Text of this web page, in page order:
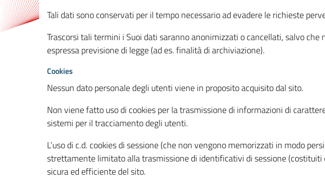
Tali dati sono conservati per il tempo necessario ad evadere le richieste
Trascorsi tali termini i Suoi dati saranno anonimizzati o cancellati, salvo
espressa previsione di legge (ad es. finalità di archiviazione).
Cookies
Nessun dato personale degli utenti viene in proposito acquisito dal sito.
Non viene fatto uso di cookies per la trasmissione di informazioni di
sistemi per il tracciamento degli utenti.
L’uso di c.d. cookies di sessione (che non vengono memorizzati in modo
strettamente limitato alla trasmissione di identificativi di sessione (costituiti
sicura ed efficiente del sito.